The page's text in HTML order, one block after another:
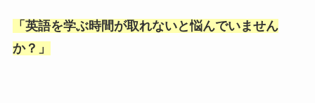
「 英語を学ぶ時間が取れないと悩んでいません
か？ 」